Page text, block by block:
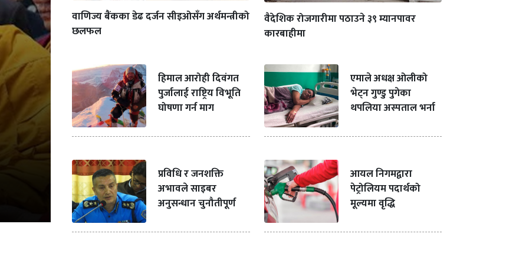
वाणिज्य बैंकका डेढ दर्जन सीइओसँग अर्थमन्त्रीको
छलफल
वैदेशिक रोजगारीमा पठाउने ३९ म्यानपावर
कारबाहीमा
हिमाल आरोही दिवंगत
पुर्जालाई राष्ट्रिय विभूति
घोषणा गर्न माग
एमाले अधक्ष ओलीको
भेट्न गुण्डु पुगेका
थपलिया अस्पताल भर्ना
प्रविधि र जनशक्ति
अभावले साइबर
अनुसन्धान चुनौतीपूर्ण
आयल निगमद्वारा
पेट्रोलियम पदार्थको
मूल्यमा वृद्धि